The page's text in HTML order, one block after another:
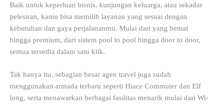
Baik untuk keperluan bisnis, kunjungan keluarga, atau sekadar
pelesiran, kamu bisa memilih layanan yang sesuai dengan
kebutuhan dan gaya perjalananmu. Mulai dari yang hemat
hingga premium, dari sistem pool to pool hingga door to door,
semua tersedia dalam satu klik.
Tak hanya itu, sebagian besar agen travel juga sudah
menggunakan armada terbaru seperti Hiace Commuter dan Elf
long, serta menawarkan berbagai fasilitas menarik mulai dari Wi-